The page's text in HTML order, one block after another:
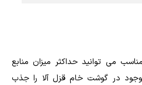
می توانید حداکثر میزان منابع
در گوشت خام قزل آلا را جذب